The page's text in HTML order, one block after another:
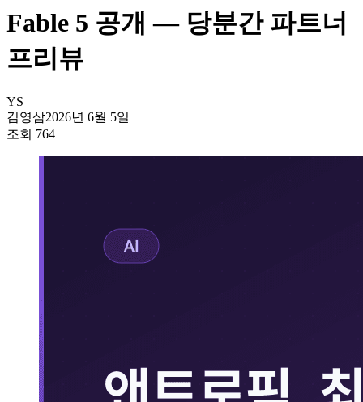
Fable 5 공개 — 당분간 파트너
프리뷰
YS
김영삼2026년 6월 5일
조회 764